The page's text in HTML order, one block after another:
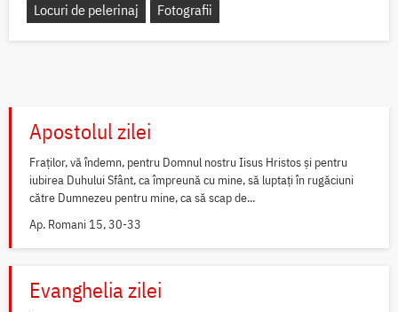
Locuri de pelerinaj
Fotografii
Apostolul zilei
Fraților, vă îndemn, pentru Domnul nostru Iisus Hristos și pentru
iubirea Duhului Sfânt, ca împreună cu mine, să luptați în rugăciuni
către Dumnezeu pentru mine, ca să scap de...
Ap. Romani 15, 30-33
Evanghelia zilei